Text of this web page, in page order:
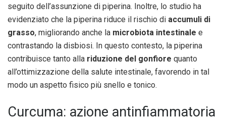
seguito dell’assunzione di piperina. Inoltre, lo studio ha
evidenziato che la piperina riduce il rischio di accumuli di
grasso, migliorando anche la microbiota intestinale e
contrastando la disbiosi. In questo contesto, la piperina
contribuisce tanto alla riduzione del gonfiore quanto
all’ottimizzazione della salute intestinale, favorendo in tal
modo un aspetto fisico più snello e tonico.
Curcuma: azione antinfiammatoria